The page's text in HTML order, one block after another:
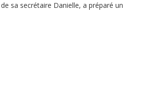
sa secrétaire Danielle, a préparé un